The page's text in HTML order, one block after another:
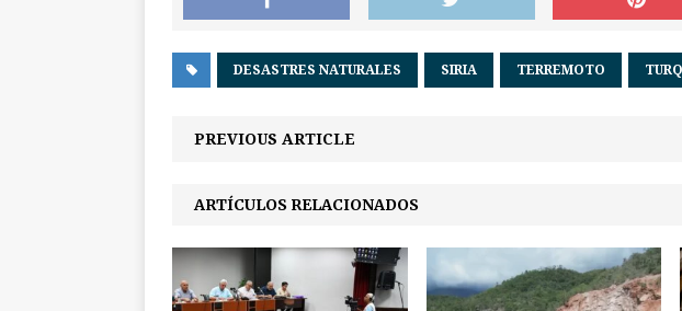
DESASTRES NATURALES SIRIA TERREMOTO
PREVIOUS ARTICLE
ARTÍCULOS RELACIONADOS